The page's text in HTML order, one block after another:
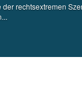
rechtsextremen